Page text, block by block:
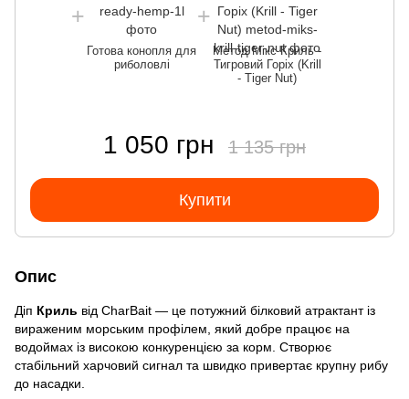
Готова конопля для
риболовлі
Метод Мікс Криль -
Тигровий Горіх (Krill
- Tiger Nut)
1 050 грн 1 135 грн
Купити
Опис
Діп Криль від CharBait — це потужний білковий атрактант із
вираженим морським профілем, який добре працює на
водоймах із високою конкуренцією за корм. Створює
стабільний харчовий сигнал та швидко привертає крупну рибу
до насадки.